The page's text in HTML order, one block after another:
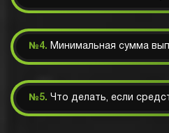
№4. Минимальная сумма
№5. Что делать, если